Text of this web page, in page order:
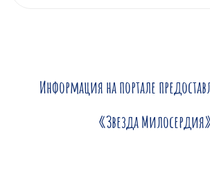
Информация на портале
«Звезда